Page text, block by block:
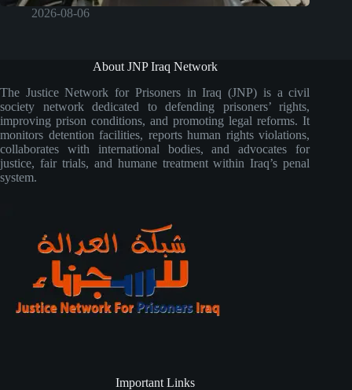
2026-08-06
About JNP Iraq Network
The Justice Network for Prisoners in Iraq (JNP) is a civil
society network dedicated to defending prisoners’ rights,
improving prison conditions, and promoting legal reforms. It
monitors detention facilities, reports human rights violations,
collaborates with international bodies, and advocates for
justice, fair trials, and humane treatment within Iraq’s penal
system.
Important Links